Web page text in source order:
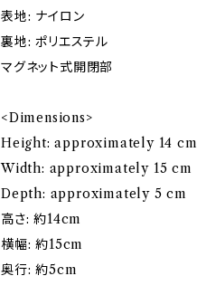
表地: ナイロン
裏地: ポリエステル
マグネット式開閉部
<Dimensions>
Height: approximately 14 cm
Width: approximately 15 cm
Depth: approximately 5 cm
高さ: 約14cm
横幅: 約15cm
奥行: 約5cm